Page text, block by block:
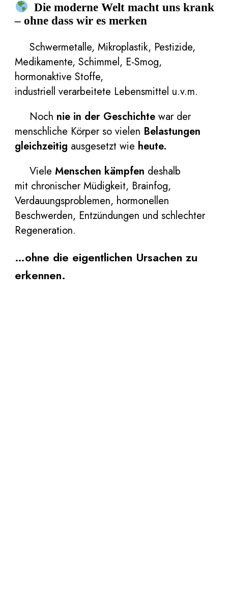
Die moderne Welt macht uns krank
– ohne dass wir es merken
Schwermetalle, Mikroplastik, Pestizide,
Medikamente, Schimmel, E-Smog,
hormonaktive Stoffe,
industriell verarbeitete Lebensmittel u.v.m.
Noch nie in der Geschichtewar der
menschliche Körper so vielen Belastungen
gleichzeitig ausgesetzt wie heute.
Viele Menschen kämpfen deshalb
mit chronischer Müdigkeit, Brainfog,
Verdauungsproblemen, hormonellen
Beschwerden, Entzündungen und schlechter
Regeneration.
…ohne die eigentlichen Ursachen zu
erkennen.